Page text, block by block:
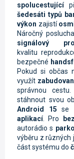
spolucestující
šedesáti typů
výkon zajistí
Náročný
signálový
kvalitu
bezpečné
Pokud si občas
využít
správnou
stáhnout svou
Android 15 se
aplikací. Pro
autorádio s
výběru z různých
část systému do